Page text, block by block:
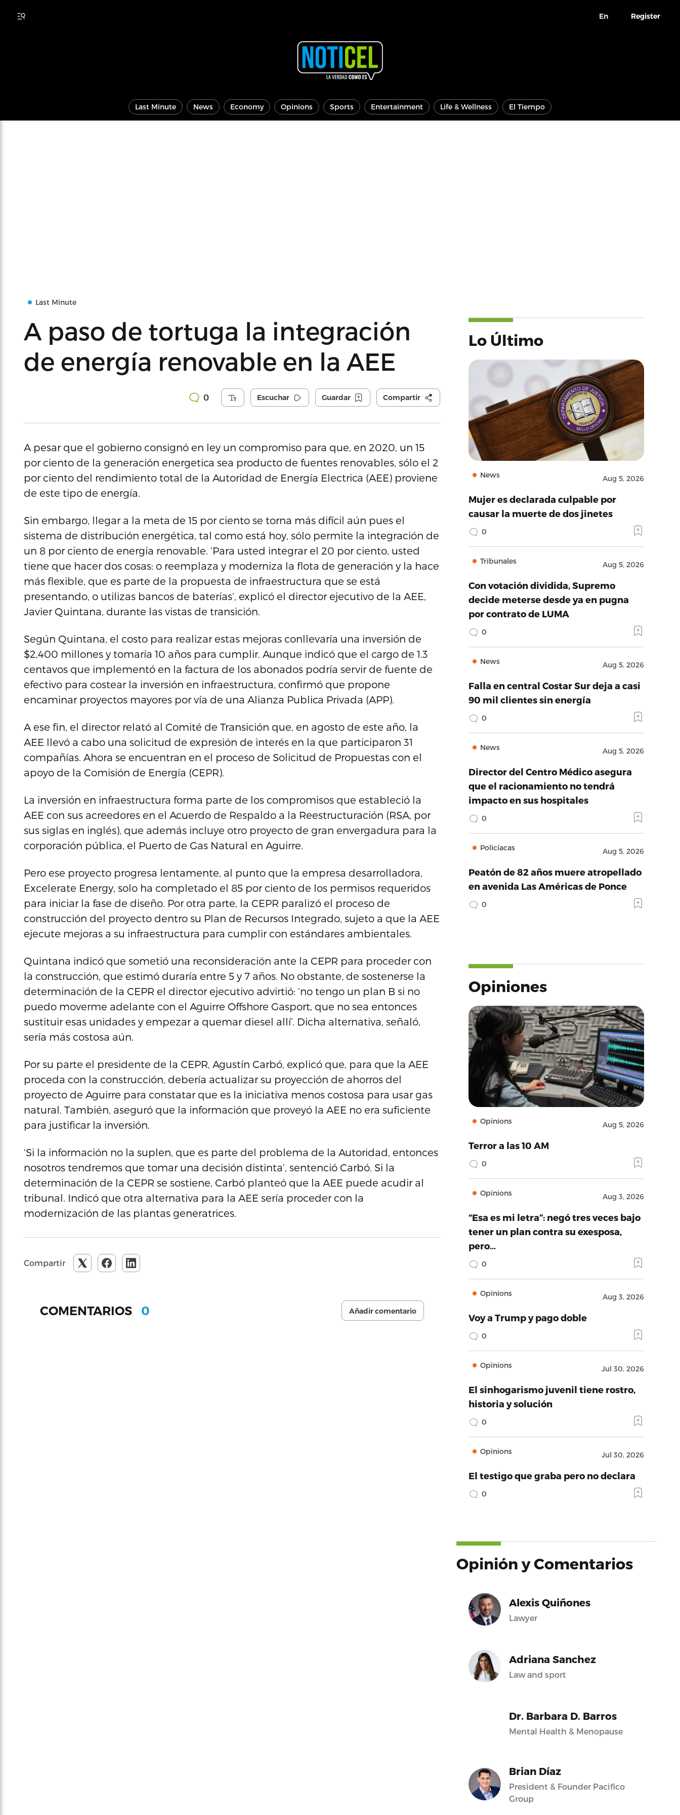
En Register
Last Minute News Economy Opinions Sports Entertainment Life & Wellness El Tiempo
Last Minute
A paso de tortuga la integración
de energía renovable en la AEE
0 Escuchar Guardar Compartir
A pesar que el gobierno consignó en ley un compromiso para que, en 2020, un 15
por ciento de la generación energetica sea producto de fuentes renovables, sólo el 2
por ciento del rendimiento total de la Autoridad de Energía Electrica (AEE) proviene
de este tipo de energía.
Sin embargo, llegar a la meta de 15 por ciento se torna más difícil aún pues el
sistema de distribución energética, tal como está hoy, sólo permite la integración de
un 8 por ciento de energía renovable. ‘Para usted integrar el 20 por ciento, usted
tiene que hacer dos cosas: o reemplaza y moderniza la flota de generación y la hace
más flexible, que es parte de la propuesta de infraestructura que se está
presentando, o utilizas bancos de baterías’, explicó el director ejecutivo de la AEE,
Javier Quintana, durante las vistas de transición.
Según Quintana, el costo para realizar estas mejoras conllevaría una inversión de
$2,400 millones y tomaría 10 años para cumplir. Aunque indicó que el cargo de 1.3
centavos que implementó en la factura de los abonados podría servir de fuente de
efectivo para costear la inversión en infraestructura, confirmó que propone
encaminar proyectos mayores por vía de una Alianza Publica Privada (APP).
A ese fin, el director relató al Comité de Transición que, en agosto de este año, la
AEE llevó a cabo una solicitud de expresión de interés en la que participaron 31
compañías. Ahora se encuentran en el proceso de Solicitud de Propuestas con el
apoyo de la Comisión de Energía (CEPR).
La inversión en infraestructura forma parte de los compromisos que estableció la
AEE con sus acreedores en el Acuerdo de Respaldo a la Reestructuración (RSA, por
sus siglas en inglés), que además incluye otro proyecto de gran envergadura para la
corporación pública, el Puerto de Gas Natural en Aguirre.
Pero ese proyecto progresa lentamente, al punto que la empresa desarrolladora,
Excelerate Energy, solo ha completado el 85 por ciento de los permisos requeridos
para iniciar la fase de diseño. Por otra parte, la CEPR paralizó el proceso de
construcción del proyecto dentro su Plan de Recursos Integrado, sujeto a que la AEE
ejecute mejoras a su infraestructura para cumplir con estándares ambientales.
Quintana indicó que sometió una reconsideración ante la CEPR para proceder con
la construcción, que estimó duraría entre 5 y 7 años. No obstante, de sostenerse la
determinación de la CEPR el director ejecutivo advirtió: ‘no tengo un plan B si no
puedo moverme adelante con el Aguirre Offshore Gasport, que no sea entonces
sustituir esas unidades y empezar a quemar diesel allí’. Dicha alternativa, señaló,
sería más costosa aún.
Por su parte el presidente de la CEPR, Agustín Carbó, explicó que, para que la AEE
proceda con la construcción, debería actualizar su proyección de ahorros del
proyecto de Aguirre para constatar que es la iniciativa menos costosa para usar gas
natural. También, aseguró que la información que proveyó la AEE no era suficiente
para justificar la inversión.
‘Si la información no la suplen, que es parte del problema de la Autoridad, entonces
nosotros tendremos que tomar una decisión distinta’, sentenció Carbó. Si la
determinación de la CEPR se sostiene, Carbó planteó que la AEE puede acudir al
tribunal. Indicó que otra alternativa para la AEE sería proceder con la
modernización de las plantas generatrices.
Compartir
COMENTARIOS 0 Añadir comentario
Lo Último
News Aug 5, 2026
Mujer es declarada culpable por
causar la muerte de dos jinetes
0
Tribunales Aug 5, 2026
Con votación dividida, Supremo
decide meterse desde ya en pugna
por contrato de LUMA
0
News Aug 5, 2026
Falla en central Costar Sur deja a casi
90 mil clientes sin energía
0
News Aug 5, 2026
Director del Centro Médico asegura
que el racionamiento no tendrá
impacto en sus hospitales
0
Policíacas Aug 5, 2026
Peatón de 82 años muere atropellado
en avenida Las Américas de Ponce
0
Opiniones
Opinions Aug 5, 2026
Terror a las 10 AM
0
Opinions Aug 3, 2026
“Esa es mi letra”: negó tres veces bajo
tener un plan contra su exesposa,
pero…
0
Opinions Aug 3, 2026
Voy a Trump y pago doble
0
Opinions Jul 30, 2026
El sinhogarismo juvenil tiene rostro,
historia y solución
0
Opinions Jul 30, 2026
El testigo que graba pero no declara
0
Opinión y Comentarios
Alexis Quiñones
Lawyer
Adriana Sanchez
Law and sport
Dr. Barbara D. Barros
Mental Health & Menopause
Brian Díaz
President & Founder Pacifico
Group